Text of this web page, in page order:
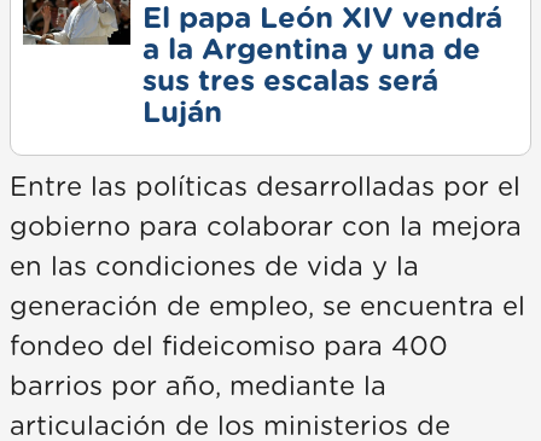
El papa León XIV vendrá
a la Argentina y una de
sus tres escalas será
Luján
Entre las políticas desarrolladas por el
gobierno para colaborar con la mejora
en las condiciones de vida y la
generación de empleo, se encuentra el
fondeo del fideicomiso para 400
barrios por año, mediante la
articulación de los ministerios de